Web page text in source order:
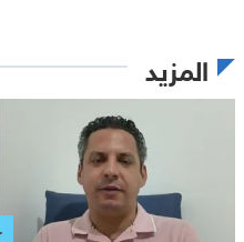
المزيد